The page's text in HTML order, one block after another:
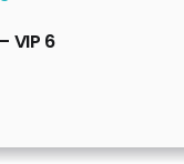
VIP 6